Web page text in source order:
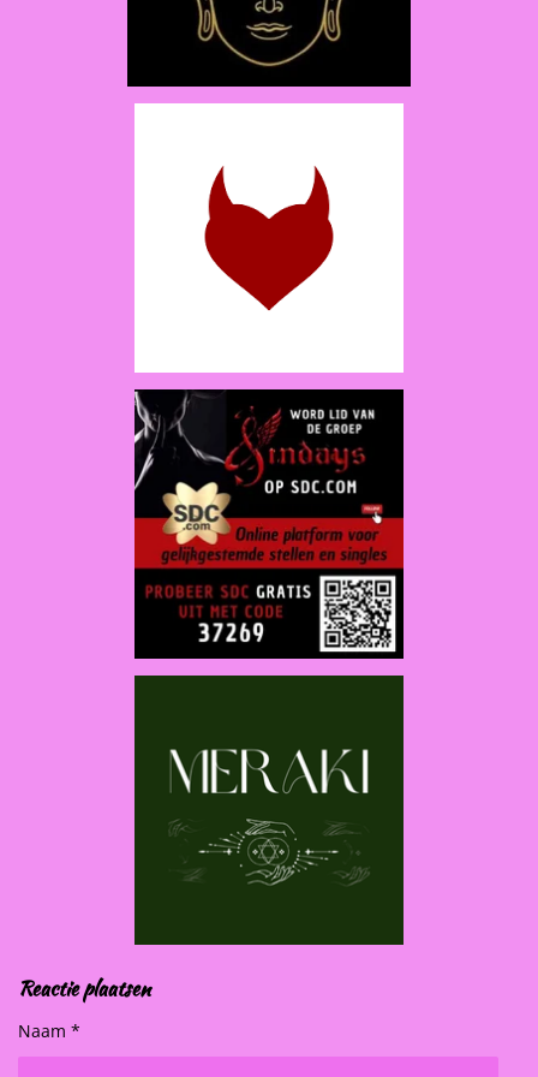
Reactie plaatsen
Naam *